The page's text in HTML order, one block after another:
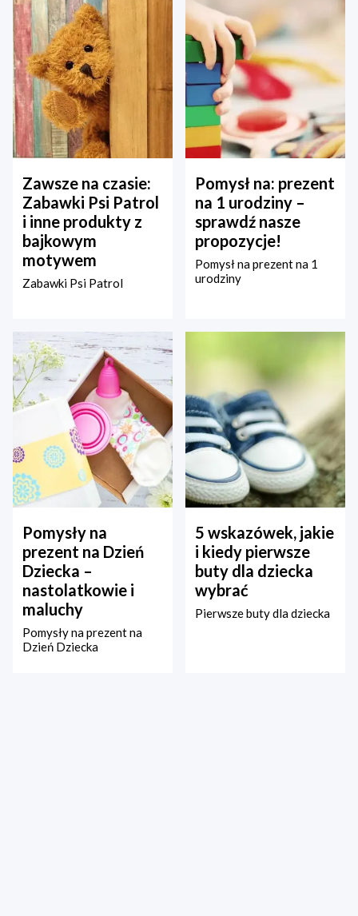
Zawsze na czasie:
Zabawki Psi Patrol
i inne produkty z
bajkowym
motywem
Zabawki Psi Patrol
Pomysł na: prezent
na 1 urodziny –
sprawdź nasze
propozycje!
Pomysł na prezent na 1
urodziny
Pomysły na
prezent na Dzień
Dziecka –
nastolatkowie i
maluchy
Pomysły na prezent na
Dzień Dziecka
5 wskazówek, jakie
i kiedy pierwsze
buty dla dziecka
wybrać
Pierwsze buty dla dziecka